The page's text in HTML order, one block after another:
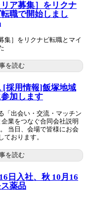
リア募集］をリクナ
職で開始しまし
集］をリクナビ転職とマイ
を読む
[採用情報]飯塚地域
加します
「出会い・交流・マッチン
業をつなぐ合同会社説明
当日、会場で皆様にお会
ております。
を読む
日入社、秋 10月16
薬品